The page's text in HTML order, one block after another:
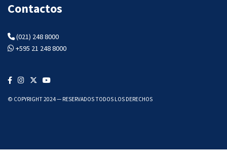
Contactos
(021) 248 8000
+595 21 248 8000
© COPYRIGHT 2024 — RESERVADOS TODOS LOS DERECHOS